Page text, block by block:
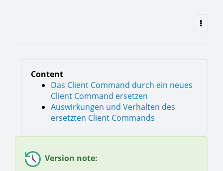
Content
Das Client Command durch ein neues
Client Command ersetzen
Auswirkungen und Verhalten des
ersetzten Client Commands
Version note: